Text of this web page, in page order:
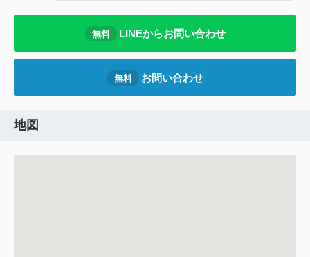
無料 LINEからお問い合わせ
無料 お問い合わせ
地図